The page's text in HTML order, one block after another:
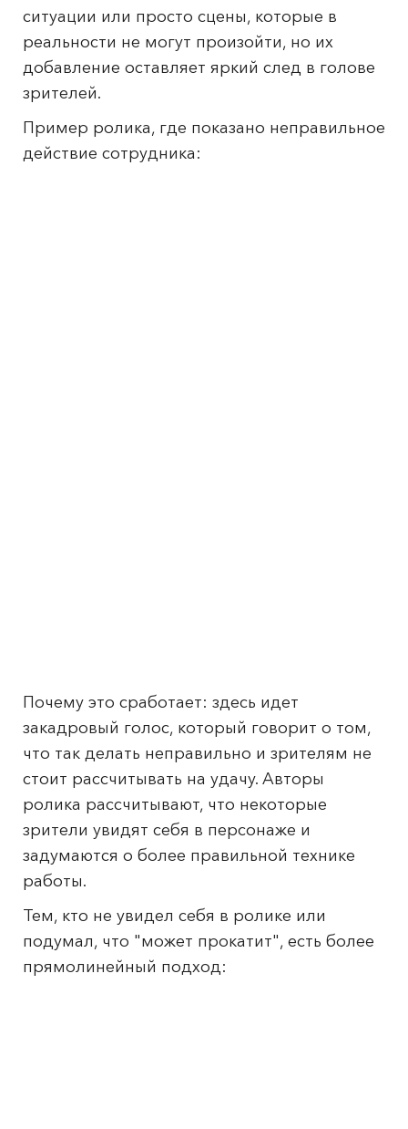
ситуации или просто сцены, которые в
реальности не могут произойти, но их
добавление оставляет яркий след в голове
зрителей.
Пример ролика, где показано неправильное
действие сотрудника:
Почему это сработает: здесь идет
закадровый голос, который говорит о том,
что так делать неправильно и зрителям не
стоит рассчитывать на удачу. Авторы
ролика рассчитывают, что некоторые
зрители увидят себя в персонаже и
задумаются о более правильной технике
работы.
Тем, кто не увидел себя в ролике или
подумал, что "может прокатит", есть более
прямолинейный подход: